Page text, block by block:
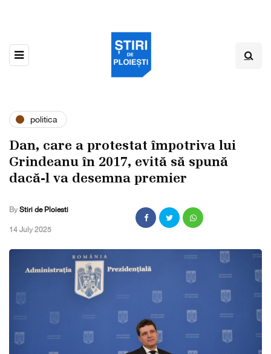
politica
Dan, care a protestat împotriva lui
Grindeanu în 2017, evită să spună
dacă-l va desemna premier
By Stiri de Ploiesti
,14 July 2025